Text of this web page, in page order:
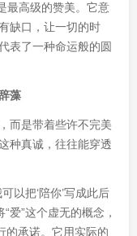
最高级的赞美。它意
缺口，让一切的时
表了一种命运般的圆
藻
而是带着些许不完美
种真诚，往往能穿透
以把‘陪你’写成此后
爱”这个虚无的概念，
的承诺。它用实际的